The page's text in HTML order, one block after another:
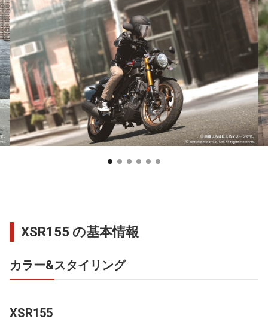
XSR155 の基本情報
カラー&スタイリング
XSR155